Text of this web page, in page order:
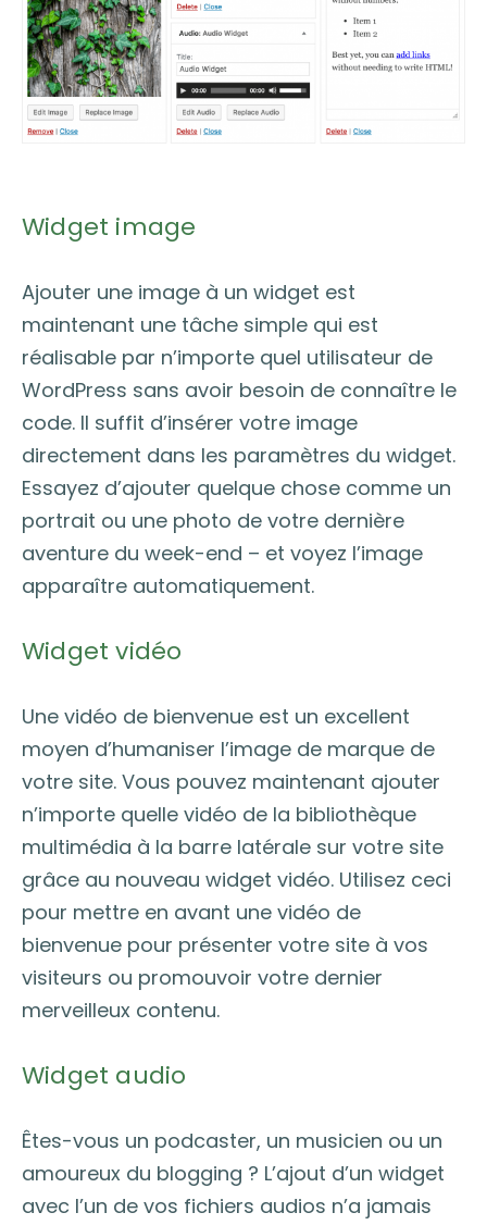
Widget image
Ajouter une image à un widget est
maintenant une tâche simple qui est
réalisable par n’importe quel utilisateur de
WordPress sans avoir besoin de connaître le
code. Il suffit d’insérer votre image
directement dans les paramètres du widget.
Essayez d’ajouter quelque chose comme un
portrait ou une photo de votre dernière
aventure du week-end – et voyez l’image
apparaître automatiquement.
Widget vidéo
Une vidéo de bienvenue est un excellent
moyen d’humaniser l’image de marque de
votre site. Vous pouvez maintenant ajouter
n’importe quelle vidéo de la bibliothèque
multimédia à la barre latérale sur votre site
grâce au nouveau widget vidéo. Utilisez ceci
pour mettre en avant une vidéo de
bienvenue pour présenter votre site à vos
visiteurs ou promouvoir votre dernier
merveilleux contenu.
Widget audio
Êtes-vous un podcaster, un musicien ou un
amoureux du blogging ? L’ajout d’un widget
avec l’un de vos fichiers audios n’a jamais